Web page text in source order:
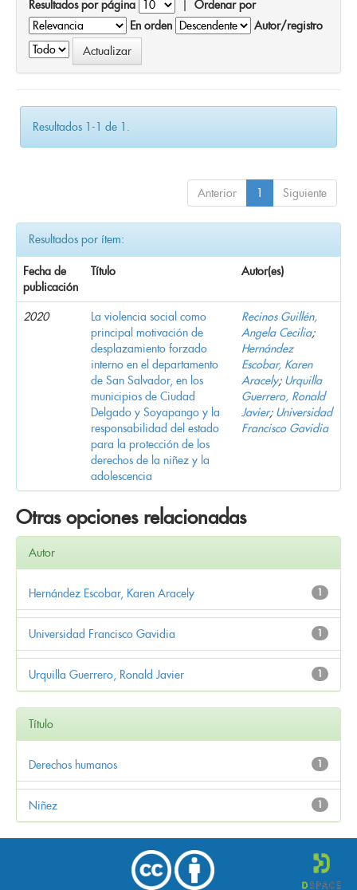
Resultados por página | Ordenar por
En orden
Autor/registro
Resultados 1-1 de 1.
Anterior 1 Siguiente
Resultados por ítem:
Fecha de
publicación
Título Autor(es)
2020
La violencia social como
principal motivación de
desplazamiento forzado
interno en el departamento
de San Salvador, en los
municipios de Ciudad
Delgado y Soyapango y la
responsabilidad del estado
para la protección de los
derechos de la niñez y la
adolescencia
Recinos Guillén,
Angela Cecilia;
Hernández
Escobar, Karen
Aracely; Urquilla
Guerrero, Ronald
Javier; Universidad
Francisco Gavidia
Otras opciones relacionadas
Autor
1
Hernández Escobar, Karen Aracely
1
Universidad Francisco Gavidia
1
Urquilla Guerrero, Ronald Javier
Título
1
Derechos humanos
1
Niñez